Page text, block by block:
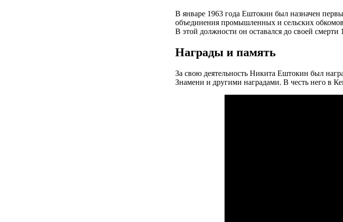
В январе 1963 года Ештокин был назначен
объединения промышленных и сельских
В этой должности он оставался до своей смерти
Награды и память
За свою деятельность Никита Ештокин был
Знамени и другими наградами. В честь него в